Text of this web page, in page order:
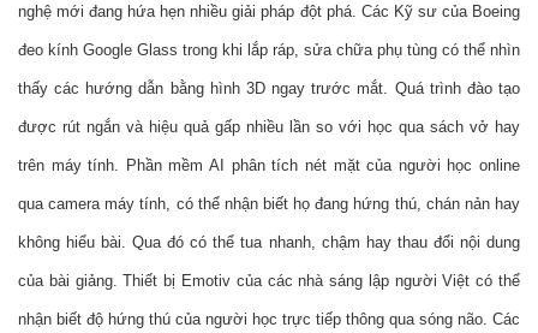
nghệ mới đang hứa hẹn nhiều giải pháp đột phá. Các Kỹ sư của Boeing
đeo kính Google Glass trong khi lắp ráp, sửa chữa phụ tùng có thể nhìn
thấy các hướng dẫn bằng hình 3D ngay trước mắt. Quá trình đào tạo
được rút ngắn và hiệu quả gấp nhiều lần so với học qua sách vở hay
trên máy tính. Phần mềm AI phân tích nét mặt của người học online
qua camera máy tính, có thể nhận biết họ đang hứng thú, chán nản hay
không hiểu bài. Qua đó có thể tua nhanh, chậm hay thau đổi nội dung
của bài giảng. Thiết bị Emotiv của các nhà sáng lập người Việt có thể
nhận biết độ hứng thú của người học trực tiếp thông qua sóng não. Các